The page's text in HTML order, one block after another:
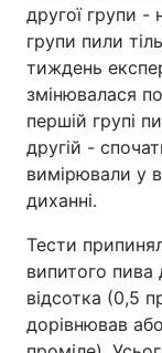
другої групи -
групи пили
тиждень
змінювалася
першій групі
другій -
вимірювали у
диханні.
Тести
випитого
відсотка (0,5
дорівнював